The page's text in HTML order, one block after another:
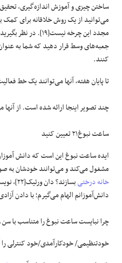
ساختن چیزی و آموزش اندازه‌گیری،
می‌توانید از یک روش خلاقانه برای کمک به
مجدد این چرخه
جعبه‌های وسط قرار دهید که شما به
کنند.
تا پایان هفته، آنها می‌توانند یک خط
چند تصویر اینجا ارائه شده است. از آنها
ساعت نبوغ۲۱ تعیین کنید
ایده ساعت نبوغ این است که دانش
مشغول می‌کند و می‌توانند خودشان به
خانه درختی
دانش‌آموزانم الهام می‌گیرم؛ با دادن
چرا نبایست ساعت نبوغ را متناسب با سن
خودتنظیمی/ خودکارآمدی/خود کنترلی